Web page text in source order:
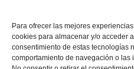
Para ofrecer las mejores
cookies para almacenar y/o acceder
consentimiento de estas tecnologías
comportamiento de navegación o